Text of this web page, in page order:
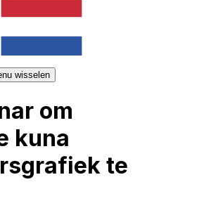
wisselen
om
kuna
te